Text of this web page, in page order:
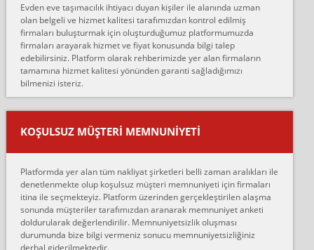
çalıştıklarını, müş...
Ahmet:
Lüleburgaz güngünes evden eve naklyat eşyalarımı taşımak için
anlaştık sabah eve geldiklerinde de eşyalarımı düzgün şekilde
sarcaz demelerine r...
mehmet güldü:
Ankara ALİCANLAR NAKLİYAT Tutarsız ve ticari ahlak problemleri
var verdikleri fiyat teklifini arttırdılar. Sonrasında taşıma gününde
oldukça tutarsı...
Ankara Alicanlar naklyat tel 5465524025. 2600 TL'ye ankaradan
Konya ya Alicanlar naklyat la anlaştık bu şahıs evin taşınacağı gün
fiyatın mazoto gele...
Fatih kokmese:
Diyarbakır dan eşyamı getirtmek için anlaştım sözleşme yaptım.
Evden eve taşımacılık ihtiyacı duyan kişiler ile alanında uzman
olan belgeli ve hizmet kalitesi tarafımızdan kontrol edilmiş
firmaları buluşturmak için oluşturduğumuz platformumuzda
firmaları arayarak hizmet ve fiyat konusunda bilgi talep
edebilirsiniz. Platform olarak rehberimizde yer alan firmaların
tamamına hizmet kalitesi yönünden garanti sağladığımızı
bilmenizi isteriz.
KOŞULSUZ MÜŞTERI MEMNUNIYETI
Platformda yer alan tüm nakliyat şirketleri belli zaman aralıkları ile
denetlenmekte olup koşulsuz müşteri memnuniyeti için firmaları
itina ile seçmekteyiz. Platform üzerinden gerçekleştirilen alaşma
sonunda müşteriler tarafımızdan aranarak memnuniyet anketi
doldurularak değerlendirilir. Memnuniyetsizlik oluşması
durumunda bize bilgi vermeniz sonucu memnuniyetsizliğiniz
derhal giderilmektedir.